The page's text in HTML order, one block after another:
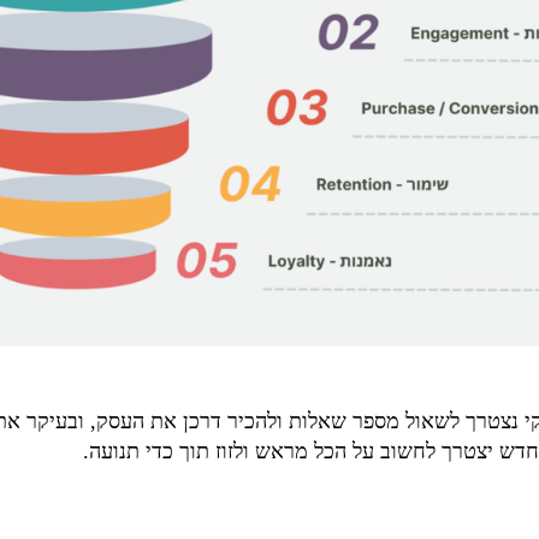
נצטרך לשאול מספר שאלות ולהכיר דרכן את העסק, ובעיקר
יצטרך לחשוב על הכל מראש ולזוז תוך כדי תנועה.